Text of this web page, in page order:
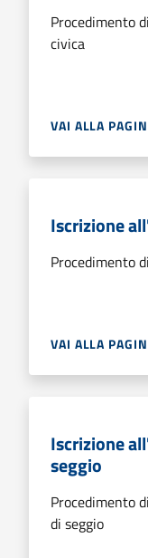
Procedimento
civica
VAI ALLA
Iscrizione
Procedimento
VAI ALLA
Iscrizione
seggio
Procedimento
di seggio